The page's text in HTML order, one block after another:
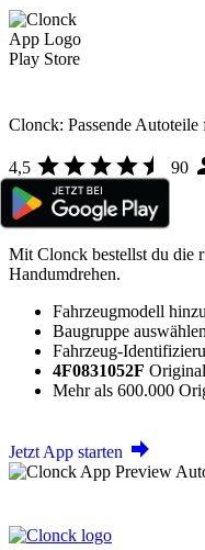
Clonck: Passende
4,5 90
Mit Clonck bestellst du die
Handumdrehen.
Fahrzeugmodell
Baugruppe auswählen
Fahrzeug-
4F0831052F
Mehr als 600.000
Jetzt App starten